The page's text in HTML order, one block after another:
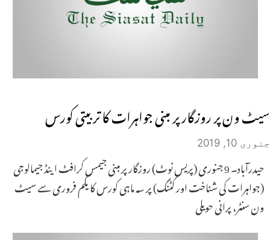
سیٹ ون پر روزگار پر مبنی جواہرات کا تربیتی کورس
جنوری 10, 2019
حیدرآباد۔ 9 جنوری (پریس نوٹ) روزگار پر مبنی جیمس کرافٹ اینڈ جیمالوجی
(جواہرات کی شناخت اور کٹنگ) پر سہ ماہی کورس کا یکم فروری سے سیٹ
ون سنٹر، پرانی حویلی